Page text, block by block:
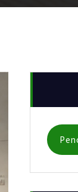
untuk: